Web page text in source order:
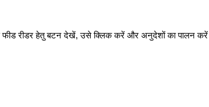
फीड रीडर हेतु बटन देखें, उसे क्‍लिक करें और अनुदेशों का पालन